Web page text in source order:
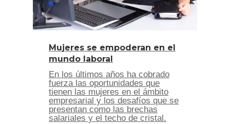
Mujeres se empoderan en el
mundo laboral
En los últimos años ha cobrado
fuerza las oportunidades que
tienen las mujeres en el ámbito
empresarial y los desafíos que se
presentan como las brechas
salariales y el techo de cristal.